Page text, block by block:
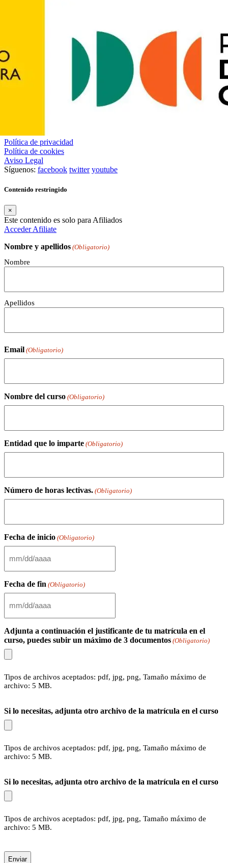
Política de privacidad
Política de cookies
Aviso Legal
Síguenos: facebook twitter youtube
Contenido restringido
×
Este contenido es solo para Afiliados
AccederAfiliate
Nombre y apellidos (Obligatorio)
Nombre
Apellidos
Email (Obligatorio)
Nombre del curso (Obligatorio)
Entidad que lo imparte (Obligatorio)
Número de horas lectivas. (Obligatorio)
Fecha de inicio (Obligatorio)
MM
barra
DD
barra
Fecha de fin (Obligatorio)
MM
barra
DD
barra
AAAA
Adjunta a continuación el justificante de tu matrícula en el
curso, puedes subir un máximo de 3 documentos (Obligatorio)
Tipos de archivos aceptados: pdf, jpg, png, Tamaño máximo de
archivo: 5 MB.
Si lo necesitas, adjunta otro archivo de la matrícula en el curso
Tipos de archivos aceptados: pdf, jpg, png, Tamaño máximo de
archivo: 5 MB.
Si lo necesitas, adjunta otro archivo de la matrícula en el curso
Tipos de archivos aceptados: pdf, jpg, png, Tamaño máximo de
archivo: 5 MB.